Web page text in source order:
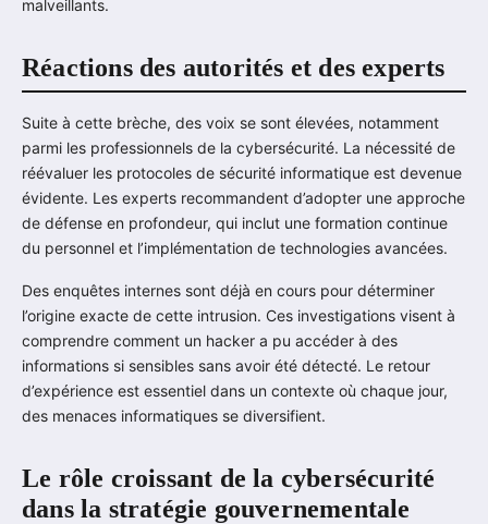
malveillants.
Réactions des autorités et des experts
Suite à cette brèche, des voix se sont élevées, notamment
parmi les professionnels de la cybersécurité. La nécessité de
réévaluer les protocoles de sécurité informatique est devenue
évidente. Les experts recommandent d’adopter une approche
de défense en profondeur, qui inclut une formation continue
du personnel et l’implémentation de technologies avancées.
Des enquêtes internes sont déjà en cours pour déterminer
l’origine exacte de cette intrusion. Ces investigations visent à
comprendre comment un hacker a pu accéder à des
informations si sensibles sans avoir été détecté. Le retour
d’expérience est essentiel dans un contexte où chaque jour,
des menaces informatiques se diversifient.
Le rôle croissant de la cybersécurité
dans la stratégie gouvernementale